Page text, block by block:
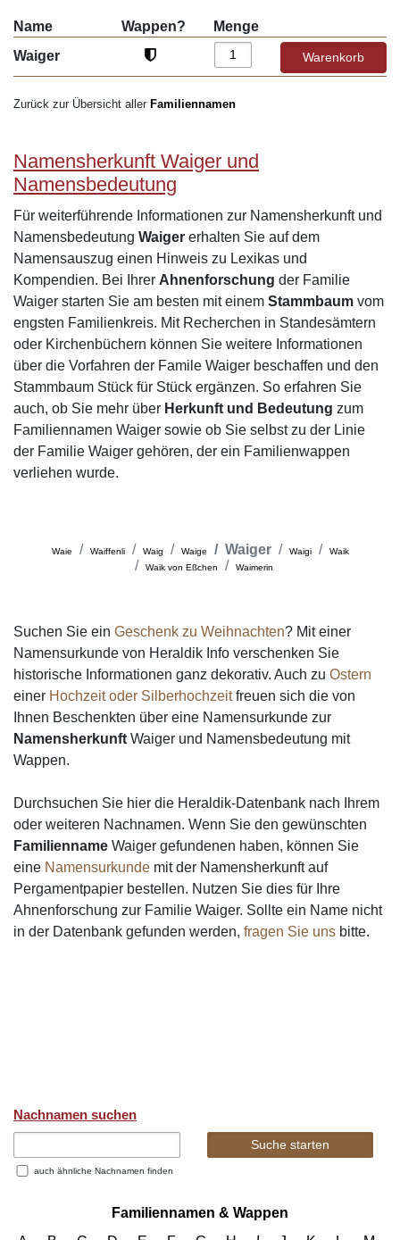
Name Wappen?
Menge
Waiger
Zurück zur Übersicht aller Familiennamen
Namensherkunft Waiger und
Namensbedeutung
Für weiterführende Informationen zur Namensherkunft und
Namensbedeutung Waiger erhalten Sie auf dem
Namensauszug einen Hinweis zu Lexikas und
Kompendien. Bei Ihrer Ahnenforschung der Familie
Waiger starten Sie am besten mit einem Stammbaum vom
engsten Familienkreis. Mit Recherchen in Standesämtern
oder Kirchenbüchern können Sie weitere Informationen
über die Vorfahren der Famile Waiger beschaffen und den
Stammbaum Stück für Stück ergänzen. So erfahren Sie
auch, ob Sie mehr über Herkunft und Bedeutung zum
Familiennamen Waiger sowie ob Sie selbst zu der Linie
der Familie Waiger gehören, der ein Familienwappen
verliehen wurde.
Waie Waiffenli Waig Waige Waiger Waigi
Waik
Waik von Eßchen
Waimerin
Suchen Sie ein Geschenk zu Weihnachten? Mit einer
Namensurkunde von Heraldik Info verschenken Sie
historische Informationen ganz dekorativ. Auch zu Ostern
einer Hochzeit oder Silberhochzeitfreuen sich die von
Ihnen Beschenkten über eine Namensurkunde zur
Namensherkunft Waiger und Namensbedeutung mit
Wappen.
Durchsuchen Sie hier die Heraldik-Datenbank nach Ihrem
oder weiteren Nachnamen. Wenn Sie den gewünschten
Familienname Waiger gefundenen haben, können Sie
eine Namensurkunde mit der Namensherkunft auf
Pergamentpapier bestellen. Nutzen Sie dies für Ihre
Ahnenforschung zur Familie Waiger. Sollte ein Name nicht
in der Datenbank gefunden werden, fragen Sie uns bitte.
Nachnamen suchen
auch ähnliche Nachnamen finden
Familiennamen & Wappen